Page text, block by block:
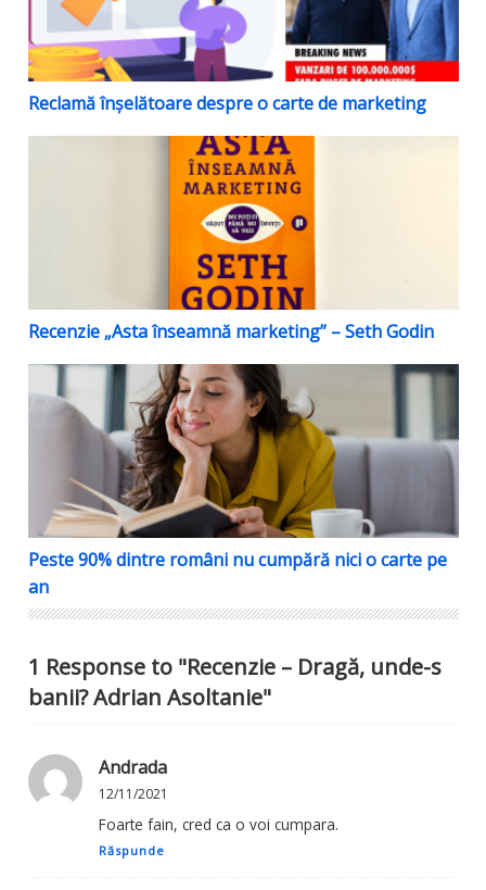
Reclamă înșelătoare despre o carte de marketing
Recenzie „Asta înseamnă marketing” – Seth Godin
Recenzie „Asta înseamnă marketing” – Seth Godin
Peste 90% dintre români nu cumpără nici o carte pe
Peste 90% dintre români nu cumpără nici o carte pe
an
1 Response to "Recenzie – Dragă, unde-s
banii? Adrian Asoltanie"
Andrada
12/11/2021
Foarte fain, cred ca o voi cumpara.
Răspunde